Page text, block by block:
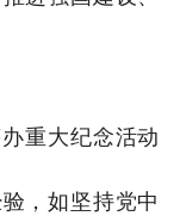
重大纪念活动
，如坚持党中